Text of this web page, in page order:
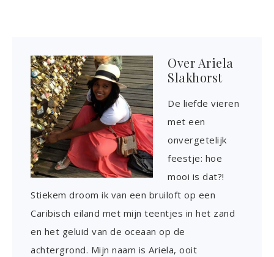
Over Ariela
Slakhorst
De liefde vieren
met een
onvergetelijk
feestje: hoe
mooi is dat?!
Stiekem droom ik van een bruiloft op een
Caribisch eiland met mijn teentjes in het zand
en het geluid van de oceaan op de
achtergrond. Mijn naam is Ariela, ooit